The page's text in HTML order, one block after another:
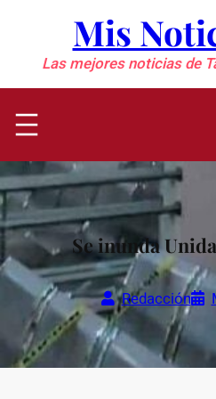
contenido
Mis
Las mejores noticias de
Se inunda
Redacción